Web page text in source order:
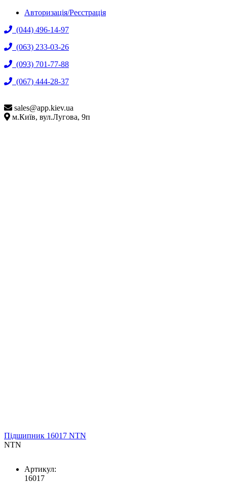
Авторизація/Реєстрація
(044) 496-14-97
(063) 233-03-26
(093) 701-77-88
(067) 444-28-37
sales@app.kiev.ua
м.Київ, вул.Лугова, 9п
Підшипник 16017 NTN
NTN
Артикул:
16017